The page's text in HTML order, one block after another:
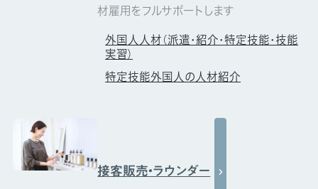
材雇用をフルサポートします
外国人人材（派遣・紹介・特定技能・技能
実習）
特定技能外国人の人材紹介
接客販売・ラウンダー